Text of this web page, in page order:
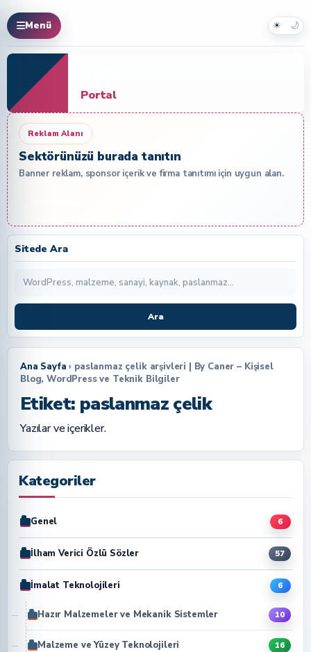
Menü ☀ 🌙
Portal
Reklam Alanı
Sektörünüzü burada tanıtın
Banner reklam, sponsor içerik ve firma tanıtımı için uygun alan.
Sitede Ara
Ara
Ana Sayfa › paslanmaz çelik arşivleri | By Caner – Kişisel
Blog, WordPress ve Teknik Bilgiler
Etiket: paslanmaz çelik
Yazılar ve içerikler.
Kategoriler
Genel 6
İlham Verici Özlü Sözler 57
İmalat Teknolojileri 6
Hazır Malzemeler ve Mekanik Sistemler 10
Malzeme ve Yüzey Teknolojileri 16